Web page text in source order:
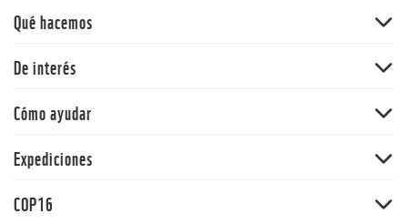
Nuestras políticas
Andes
Orinoquia
Qué hacemos
Cambio climático y energía
Alimentos
Agua
De interés
Y la Naturaleza qué
Informe Planeta Vivo
La Hora del Planeta
Cómo ayudar
Adopta una especie
Panda Market
Expediciones
COP16